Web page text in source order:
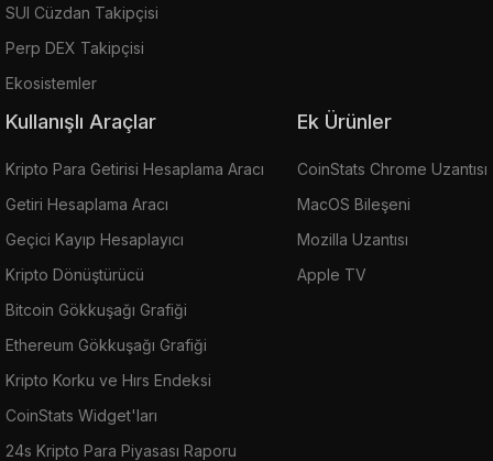
SUI Cüzdan Takipçisi
Perp DEX Takipçisi
Ekosistemler
Kullanışlı Araçlar
Kripto Para Getirisi Hesaplama Aracı
Getiri Hesaplama Aracı
Geçici Kayıp Hesaplayıcı
Kripto Dönüştürücü
Bitcoin Gökkuşağı Grafiği
Ethereum Gökkuşağı Grafiği
Kripto Korku ve Hırs Endeksi
CoinStats Widget'ları
24s Kripto Para Piyasası Raporu
Ek Ürünler
CoinStats Chrome Uzantısı
MacOS Bileşeni
Mozilla Uzantısı
Apple TV